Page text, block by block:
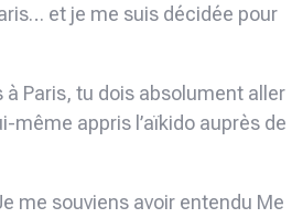
et je me suis décidée pour
à Paris, tu dois absolument aller
même appris l’aïkido auprès de
me souviens avoir entendu Me